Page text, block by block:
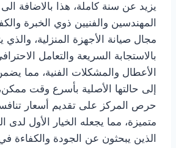
يزيد عن سنة كاملة، هذا بالاضافة
المهندسين والفنيين ذوي الخبرة
مجال صيانة الأجهزة المنزلية، والذي
بالاستجابة السريعة والتعامل
الأعطال والمشكلات الفنية، مما
إلى حالتها الأصلية بأسرع وقت
حرص المركز على تقديم أسعار
متميزة، مما يجعله الخيار الأول لدى
الذين يبحثون عن الجودة والكفاءة